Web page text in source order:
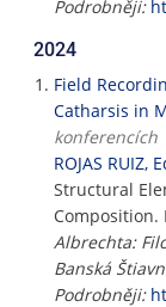
Podrobněji:
2024
Field
Catharsis in
konferencích
ROJAS RUIZ,
Structural
Composition.
Albrechta:
Banská
Podrobněji: